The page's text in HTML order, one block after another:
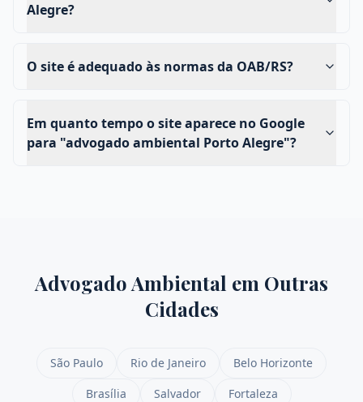
Alegre?
O site é adequado às normas da OAB/RS?
Em quanto tempo o site aparece no Google
para "advogado ambiental Porto Alegre"?
Advogado Ambiental em Outras
Cidades
São Paulo Rio de Janeiro
Belo Horizonte
Brasília
Salvador Fortaleza